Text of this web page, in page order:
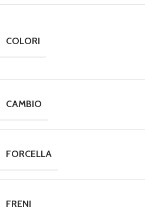
COLORI
CAMBIO
FORCELLA
FRENI